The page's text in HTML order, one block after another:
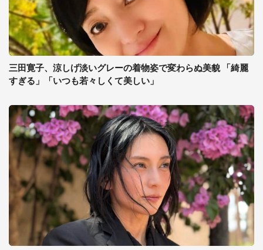
三田寛子、涼しげ淡いグレーの着物姿で変わらぬ美貌 「綺麗
すぎる」「いつも若々しくて美しい」